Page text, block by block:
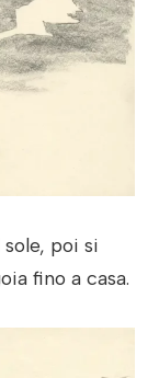
poi si
fino a casa.